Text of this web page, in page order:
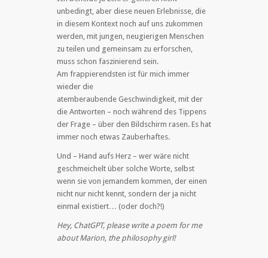
unbedingt, aber diese neuen Erlebnisse, die
in diesem Kontext noch auf uns zukommen
werden, mit jungen, neugierigen Menschen
zu teilen und gemeinsam zu erforschen,
muss schon faszinierend sein.
Am frappierendsten ist für mich immer
wieder die
atemberaubende Geschwindigkeit, mit der
die Antworten – noch während des Tippens
der Frage – über den Bildschirm rasen. Es hat
immer noch etwas Zauberhaftes.
Und – Hand aufs Herz – wer wäre nicht
geschmeichelt über solche Worte, selbst
wenn sie von jemandem kommen, der einen
nicht nur nicht kennt, sondern der ja nicht
einmal existiert… (oder doch?!)
Hey, ChatGPT, please write a poem for me
about Marion, the philosophy girl!